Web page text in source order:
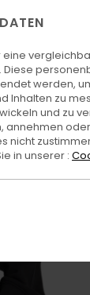
werden,
Inhalten zu
und zu
annehmen
in unserer :